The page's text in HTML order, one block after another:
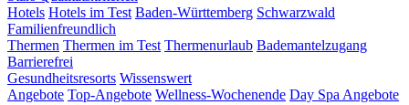
Hotels Hotels im Test Baden-Württemberg Schwarzwald
Familienfreundlich
Thermen Thermen im Test Thermenurlaub Bademantelzugang
Barrierefrei
Gesundheitsresorts Wissenswert
Angebote Top-Angebote Wellness-Wochenende Day Spa Angebote